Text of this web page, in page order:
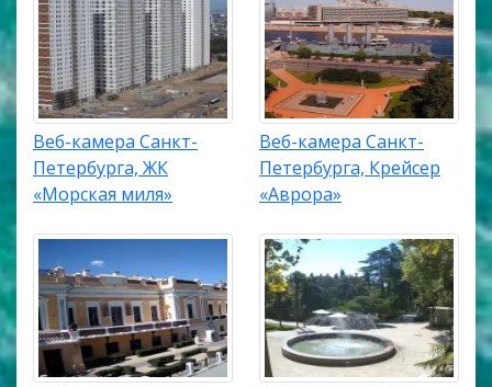
Веб-камера Санкт-
Петербурга, ЖК
«Морская миля»
Веб-камера Санкт-
Петербурга, Крейсер
«Аврора»